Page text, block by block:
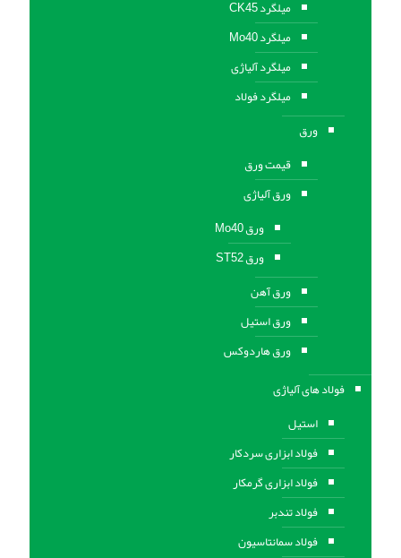
میلگرد CK45
میلگرد Mo40
میلگرد آلیاژی
میلگرد فولاد
ورق
قیمت ورق
ورق آلیاژی
ورق Mo40
ورق ST52
ورق آهن
ورق استيل
ورق هاردوکس
فولاد های آلیاژی
استیل
فولاد ابزاری سردکار
فولاد ابزاری گرمکار
فولاد تندبر
فولاد سمانتاسیون